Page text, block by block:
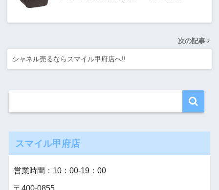
次の記事
シャネル売るならスマイル甲府店へ!!
スマイル甲府店
営業時間：10：00‐19：00